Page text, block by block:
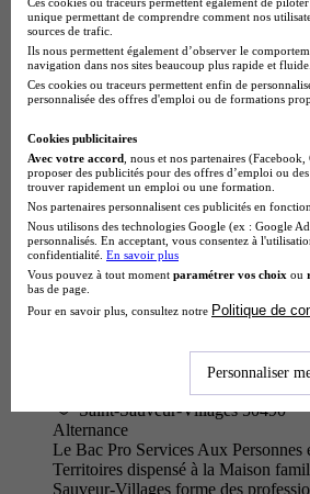
Le BTS Tourisme proposé par
professionnels polyvalents du secteur
concevoir et commercialiser des
en assu…
Saint-Sauveur-Villages 50490
Alternance
Le Bac Pro Services Aux Personnes
Territoires dispensé à la Maison
Sauveur-Villages forme des
unique permettant de comprendre comment nos
sources de trafic.
Ils nous permettent également d’observer le
navigation dans nos sites beaucoup plus rapide et fluide.
Ces cookies ou traceurs permettent enfin de
personnalisée des offres d'emploi ou de formations
Cookies publicitaires
Avec votre accord , nous et nos partenaires
proposer des publicités pour des offres d’emploi ou
trouver rapidement un emploi ou une formation.
Nos partenaires personnalisent ces publicités en
Nous utilisons des technologies Google (ex : Google
personnalisés. En acceptant, vous consentez à
confidentialité. En savoir plus
Vous pouvez à tout moment paramétrer vos choix ou
bas de page.
Pour en savoir plus, consultez notre Politique de
Personnaliser